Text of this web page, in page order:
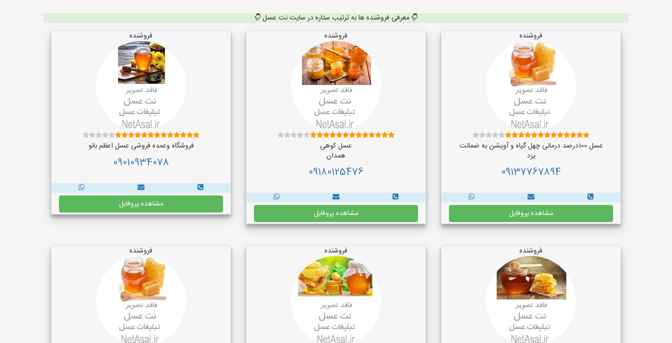
معرفی فروشنده ها به ترتیب ستاره در سایت نت عسل
فروشنده
عسل 100درصد درمانی چهل گیاه و آویشن به ضمانت
یزد
09137767894
مشاهده پروفایل
فروشنده
عسل کوهی
همدان
09180125476
مشاهده پروفایل
فروشنده
فروشگاه وعمده فروشی عسل اعظم بانو
09010934078
مشاهده پروفایل
فروشنده فروشنده فروشنده